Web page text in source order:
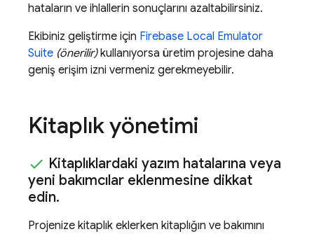
hataların ve ihlallerin sonuçlarını azaltabilirsiniz.
Ekibiniz geliştirme için Firebase Local Emulator
Suite (önerilir)kullanıyorsa üretim projesine daha
geniş erişim izni vermeniz gerekmeyebilir.
Kitaplık yönetimi
Kitaplıklardaki yazım hatalarına veya
yeni bakımcılar eklenmesine dikkat
edin.
Projenize kitaplık eklerken kitaplığın ve bakımını